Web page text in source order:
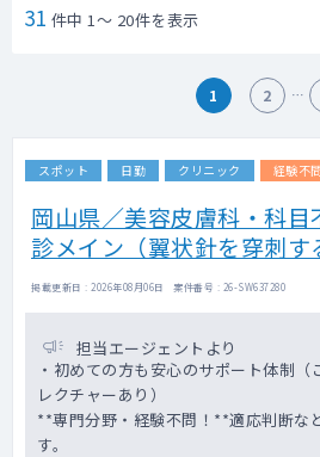
31 件中 1～ 20件を表示
1 2
スポット 日勤 クリニック 経験不
岡山県／美容皮膚科・科
診メイン（翼状針を穿刺す
掲載更新日 : 2026年08月06日 案件番号 : 26-SW637280
担当エージェントより
・初めての方も安心のサポート体制
レクチャーあり）
**専門分野・経験不問！**適応判断な
す。